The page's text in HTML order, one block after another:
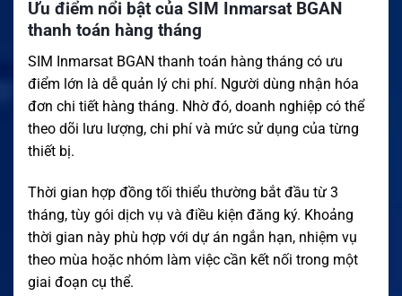
Ưu điểm nổi bật của SIM Inmarsat BGAN
thanh toán hàng tháng
SIM Inmarsat BGAN thanh toán hàng tháng có ưu
điểm lớn là dễ quản lý chi phí. Người dùng nhận hóa
đơn chi tiết hàng tháng. Nhờ đó, doanh nghiệp có thể
theo dõi lưu lượng, chi phí và mức sử dụng của từng
thiết bị.
Thời gian hợp đồng tối thiểu thường bắt đầu từ 3
tháng, tùy gói dịch vụ và điều kiện đăng ký. Khoảng
thời gian này phù hợp với dự án ngắn hạn, nhiệm vụ
theo mùa hoặc nhóm làm việc cần kết nối trong một
giai đoạn cụ thể.